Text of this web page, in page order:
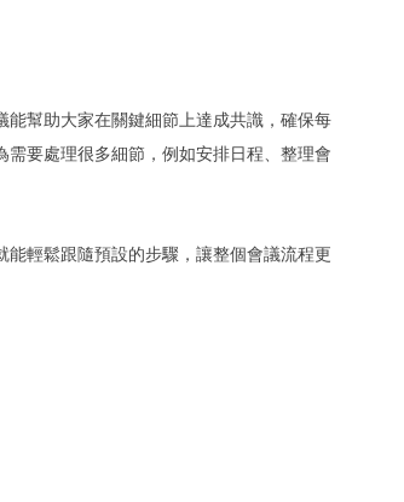
幫助大家在關鍵細節上達成共識，確保每
要處理很多細節，例如安排日程、整理會
輕鬆跟隨預設的步驟，讓整個會議流程更